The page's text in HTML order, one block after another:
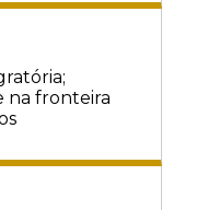
na fronteira